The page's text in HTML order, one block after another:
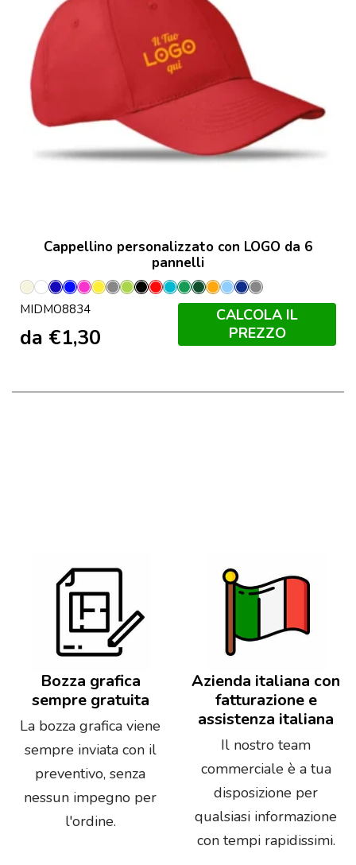
Cappellino personalizzato con LOGO da 6
pannelli
Avorio
Bianco
BluBlu
Royal
Fucsia
Giallo
Grigio
LimeNeroRosso
Turchese
Verde
Verde
Scuro
Arancio
Blu
Bambino
Francese
Navy
Grigio
Pietra
MIDMO8834
da €1,30
CALCOLA IL
PREZZO
Bozza grafica
sempre gratuita
La bozza grafica viene
sempre inviata con il
preventivo, senza
nessun impegno per
l'ordine.
Azienda italiana con
fatturazione e
assistenza italiana
Il nostro team
commerciale è a tua
disposizione per
qualsiasi informazione
con tempi rapidissimi.